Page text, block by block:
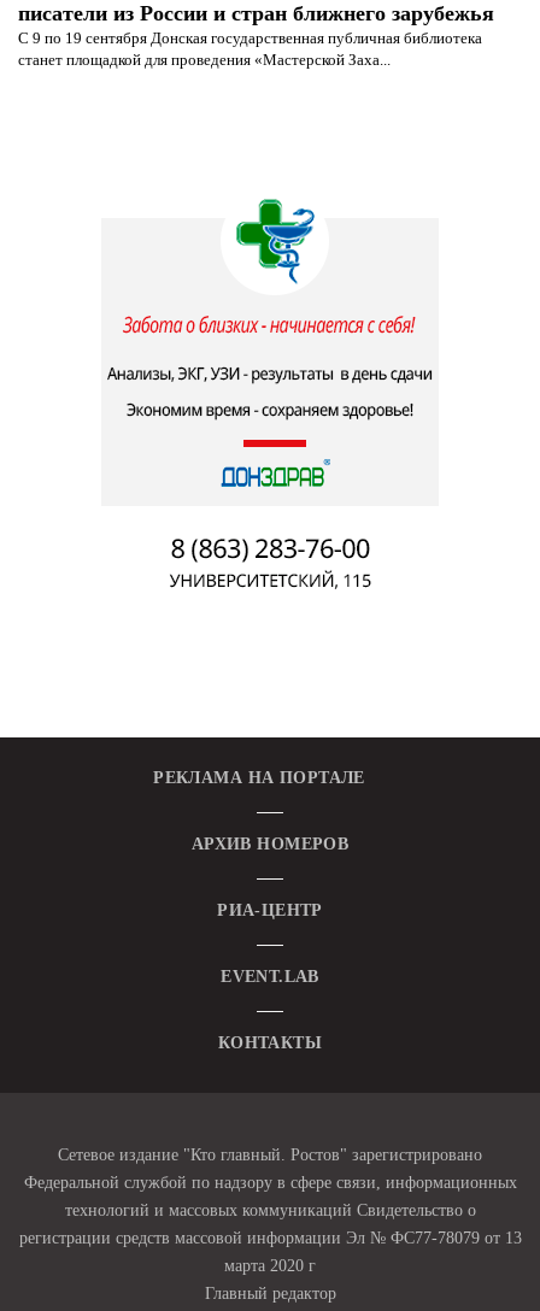
писатели из России и стран ближнего зарубежья
С 9 по 19 сентября Донская государственная публичная библиотека
станет площадкой для проведения «Мастерской Заха...
РЕКЛАМА НА ПОРТАЛЕ
АРХИВ НОМЕРОВ
РИА-ЦЕНТР
EVENT.LAB
КОНТАКТЫ
Сетевое издание "Кто главный. Ростов" зарегистрировано
Федеральной службой по надзору в сфере связи, информационных
технологий и массовых коммуникаций Свидетельство о
регистрации средств массовой информации Эл № ФС77-78079 от 13
марта 2020 г
Главный редактор